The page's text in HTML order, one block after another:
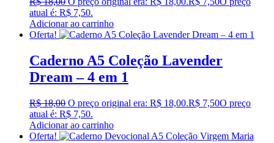
atual é: R$ 7,50.
Adicionar ao carrinho
Oferta!
Caderno A5 Coleção Lavender
Dream – 4 em 1
R$18,00 O preço original era: R$ 18,00.R$ 7,50O preço
atual é: R$ 7,50.
Adicionar ao carrinho
Oferta!